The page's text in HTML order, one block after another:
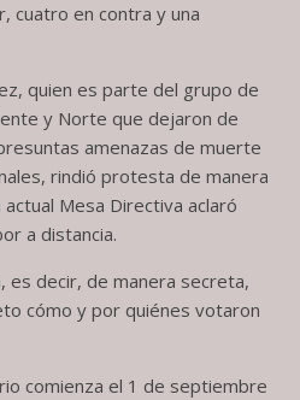
cuatro en contra y una
quien es parte del grupo de
y Norte que dejaron de
amenazas de muerte
rindió protesta de manera
Mesa Directiva aclaró
a distancia.
es decir, de manera secreta,
cómo y por quiénes votaron
comienza el 1 de septiembre